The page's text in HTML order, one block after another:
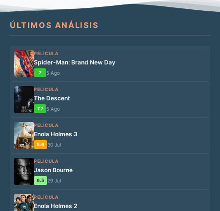
ÚLTIMOS ANÁLISIS
PELÍCULA
Spider-Man: Brand New Day
7 5 Ago
PELÍCULA
The Descent
7.7 5 Ago
PELÍCULA
Enola Holmes 3
5.6 30 Jul
PELÍCULA
Jason Bourne
6.5 29 Jul
PELÍCULA
Enola Holmes 2